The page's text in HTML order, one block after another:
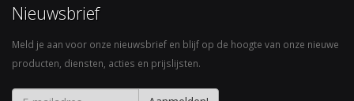
Nieuwsbrief
Meld je aan voor onze nieuwsbrief en blijf op de hoogte van onze nieuwe
producten, diensten, acties en prijslijsten.